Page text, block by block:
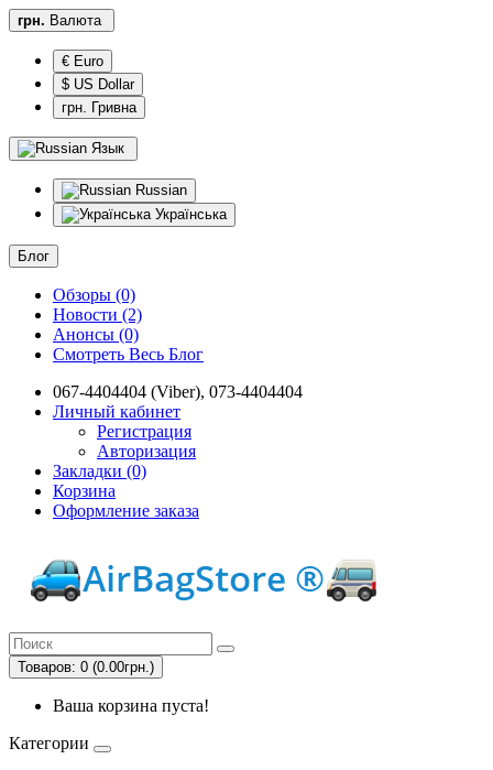
грн. Валюта
€ Euro
$ US Dollar
грн. Гривна
Язык
Russian
Українська
Блог
Обзоры (0)
Новости (2)
Анонсы (0)
Смотреть Весь Блог
067-4404404 (Viber), 073-4404404
Личный кабинет
Регистрация
Авторизация
Закладки (0)
Корзина
Оформление заказа
Товаров: 0 (0.00грн.)
Ваша корзина пуста!
Категории